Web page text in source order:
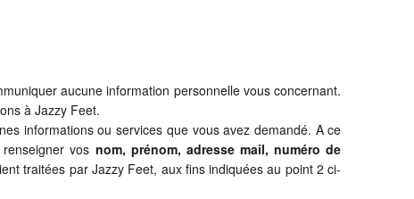
aucune information personnelle vous concernant.
à Jazzy Feet.
informations ou services que vous avez demandé. A ce
vos nom, prénom, adresse mail, numéro de
traitées par Jazzy Feet, aux fins indiquées au point 2 ci-